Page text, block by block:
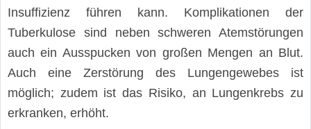
Insuffizienz führen kann. Komplikationen der
Tuberkulose sind neben schweren Atemstörungen
auch ein Ausspucken von großen Mengen an Blut.
Auch eine Zerstörung des Lungengewebes ist
möglich; zudem ist das Risiko, an Lungenkrebs zu
erkranken, erhöht.